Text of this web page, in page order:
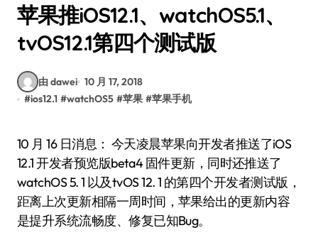
苹果推iOS12.1、watchOS5.1、
tvOS12.1第四个测试版
由 dawei 10 月 17, 2018
#ios12.1 #watchOS5 #苹果 #苹果手机
10 月 16 日消息： 今天凌晨苹果向开发者推送了iOS
12.1 开发者预览版beta4 固件更新，同时还推送了
watchOS 5. 1 以及tvOS 12. 1 的第四个开发者测试版，
距离上次更新相隔一周时间，苹果给出的更新内容
是提升系统流畅度、修复已知Bug。